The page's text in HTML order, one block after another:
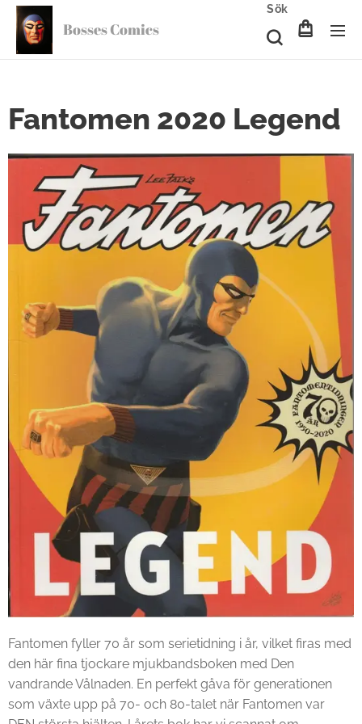
Bosses Comics
Sök
Fantomen 2020 Legend
Fantomen fyller 70 år som serietidning i år, vilket firas med
den här fina tjockare mjukbandsboken med Den
vandrande Vålnaden. En perfekt gåva för generationen
som växte upp på 70- och 80-talet när Fantomen var